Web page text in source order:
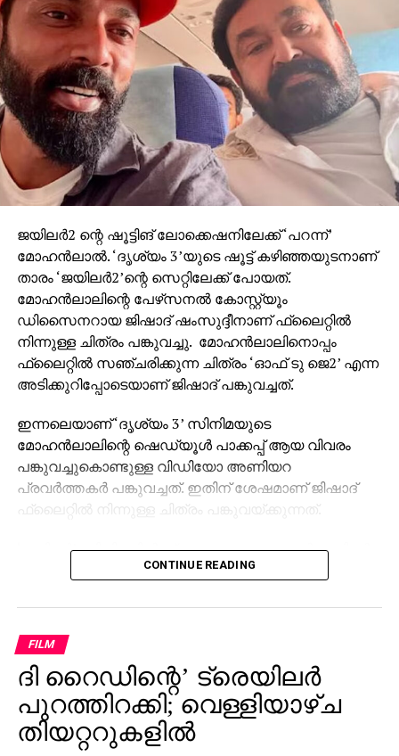
ജയിലര്‍2 ന്റെ ഷൂട്ടിങ് ലോക്കെഷനിലേക്ക് ‘പറന്ന്’
മോഹന്‍ലാല്‍. ‘ദൃശ്യം 3’യുടെ ഷൂട്ട് കഴിഞ്ഞയുടനാണ്
താരം ‘ജയിലര്‍2’ന്റെ സെറ്റിലേക്ക് പോയത്.
മോഹന്‍ലാലിന്റെ പേഴ്‌സനല്‍ കോസ്റ്റ്യൂം
ഡിസൈനറായ ജിഷാദ് ഷംസുദ്ദീനാണ് ഫ്‌ലൈറ്റില്‍
നിന്നുള്ള ചിത്രം പങ്കുവച്ചു. മോഹന്‍ലാലിനൊപ്പം
ഫ്‌ലൈറ്റില്‍ സഞ്ചരിക്കുന്ന ചിത്രം ‘ഓഫ് ടു ജെ2’ എന്ന
അടിക്കുറിപ്പോടെയാണ് ജിഷാദ് പങ്കുവച്ചത്.
ഇന്നലെയാണ് ‘ദൃശ്യം 3’ സിനിമയുടെ
മോഹന്‍ലാലിന്റെ ഷെഡ്യൂള്‍ പാക്കപ്പ് ആയ വിവരം
പങ്കുവച്ചുകൊണ്ടുള്ള വിഡിയോ അണിയറ
പ്രവര്‍ത്തകര്‍ പങ്കുവച്ചത്. ഇതിന് ശേഷമാണ് ജിഷാദ്
ഫ്‌ലൈറ്റില്‍ നിന്നുള്ള ചിത്രം പങ്കുവയ്ക്കുന്നത്.
‘ജയിലര്‍’ സിനിമയില്‍ ശ്രദ്ധേയമായ മോഹന്‍ലാലിന്റെ
കോസ്റ്റ്യൂം ഡിസൈന്‍ ചെയ്തത് ജിഷാദ് ഷംസുദ്ദീന്‍
വൈറലായതോടെ ആരാധകരും ആവേശത്തിലാണ്.
‘ജയിലര്‍ 2’ സിനിമയിലും ലാലേട്ടന്റെ കോസ്റ്റ്യൂം
‘കത്തണം’ എന്നാണ് ആരാധകര്‍ ആവശ്യപ്പെടുന്നത്.
മാത്യുവിന്റെ രണ്ടാമത്തെ വരവിനായി കാത്തിരിക്കുന്നു
എന്നും ആരാധകര്‍ കുറക്കുന്നു.
CONTINUE READING
FILM
ദി റൈഡിന്റെ’ ട്രെയിലര്‍
പുറത്തിറക്കി; വെള്ളിയാഴ്ച
തിയറ്ററുകളില്‍